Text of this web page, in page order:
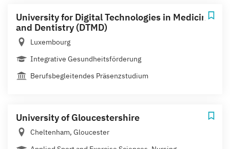
University for Digital Technologies in Medicine
and Dentistry (DTMD)
Luxembourg
Integrative Gesundheitsförderung
Berufsbegleitendes Präsenzstudium
University of Gloucestershire
Cheltenham, Gloucester